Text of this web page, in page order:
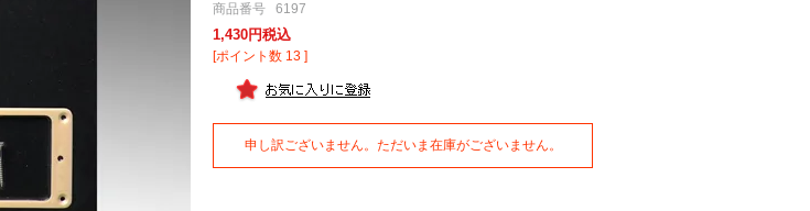
商品番号 6197
1,430 税込
[ポイント数 13 ]
申し訳ございません。ただいま在庫がございません。